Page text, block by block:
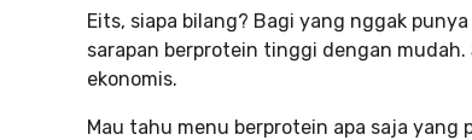
Eits, siapa bilang? Bagi yang nggak
sarapan berprotein tinggi dengan
ekonomis.
Mau tahu menu berprotein apa saja yang